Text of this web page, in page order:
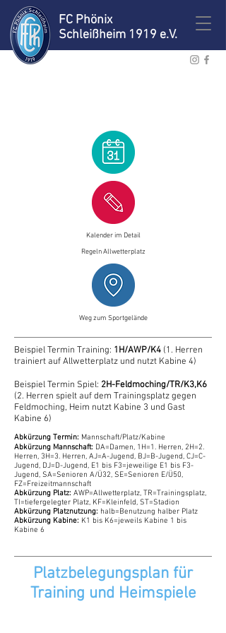
FC Phönix
Schleißheim 1919 e.V.
Kalender im Detail
Regeln Allwetterplatz
Weg zum Sportgelände
Beispiel Termin Training: 1H/AWP/K4 (1. Herren
trainiert auf Allwetterplatz und nutzt Kabine 4)
Beispiel Termin Spiel: 2H-Feldmoching/TR/K3,K6
(2. Herren spielt auf dem Trainingsplatz gegen
Feldmoching, Heim nutzt Kabine 3 und Gast
Kabine 6)
Abkürzung Termin: Mannschaft/Platz/Kabine
Abkürzung Mannschaft: DA=Damen, 1H=1. Herren, 2H=2.
Herren, 3H=3. Herren, AJ=A-Jugend, BJ=B-Jugend, CJ=C-
Jugend, DJ=D-Jugend, E1 bis F3=jeweilige E1 bis F3-
Jugend, SA=Senioren A/Ü32, SE=Senioren E/Ü50,
FZ=Freizeitmannschaft
Abkürzung Platz: AWP=Allwetterplatz, TR=Trainingsplatz,
TI=tiefergelegter Platz, KF=Kleinfeld, ST=Stadion
Abkürzung Platznutzung: halb=Benutzung halber Platz
Abkürzung Kabine: K1 bis K6=jeweils Kabine 1 bis
Kabine 6
Platzbelegungsplan für
Training und Heimspiele